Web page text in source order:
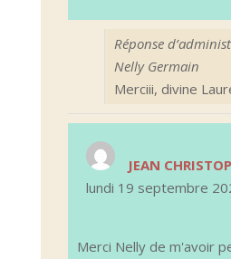
Réponse
Nelly Germain
Merciii, divine
JEAN
lundi 19 septembre
Merci Nelly de m'avoir